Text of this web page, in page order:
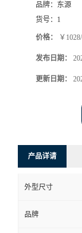
品牌： 东源
货号： 1
价格： ￥
发布日期：
更新日期：
产品详请
外型尺寸
品牌